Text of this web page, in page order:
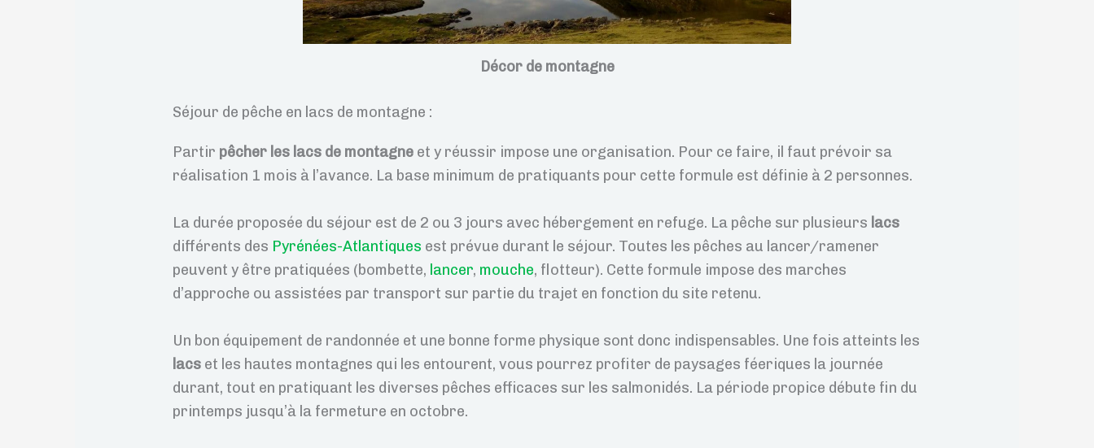
Décor de montagne
Séjour de pêche en lacs de montagne :
Partir pêcher les lacs de montagne et y réussir impose une organisation. Pour ce faire, il faut prévoir sa
réalisation 1 mois à l’avance. La base minimum de pratiquants pour cette formule est définie à 2 personnes.
La durée proposée du séjour est de 2 ou 3 jours avec hébergement en refuge. La pêche sur plusieurs lacs
différents des Pyrénées-Atlantiques est prévue durant le séjour. Toutes les pêches au lancer/ramener
peuvent y être pratiquées (bombette, lancer, mouche, flotteur). Cette formule impose des marches
d’approche ou assistées par transport sur partie du trajet en fonction du site retenu.
Un bon équipement de randonnée et une bonne forme physique sont donc indispensables. Une fois atteints les
lacs et les hautes montagnes qui les entourent, vous pourrez profiter de paysages féeriques la journée
durant, tout en pratiquant les diverses pêches efficaces sur les salmonidés. La période propice débute fin du
printemps jusqu’à la fermeture en octobre.